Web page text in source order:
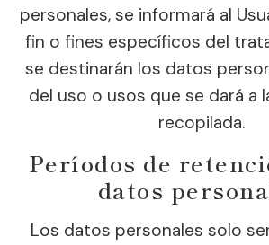
personales, se informará al
fin o fines específicos del
se destinarán los datos
del uso o usos que se dará a
recopilada.
Períodos de
datos
Los datos personales solo